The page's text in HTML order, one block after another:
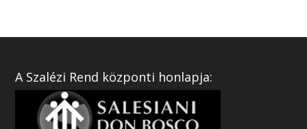
A Szalézi Rend központi honlapja: